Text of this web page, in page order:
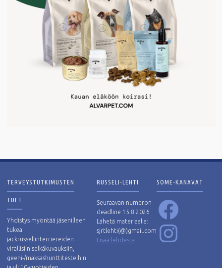
TERVEYSTUTKIMUSTEN
TUET
Yhdistys myöntää jäsenilleen
tukea
jackrussellinterriereiden
virallisiin selkäkuvauksiin,
geeni-/maksashunttitesteihin
RUSSELI-LEHTI
Seuraavan numeron
deadline 15.8.2026
Lähetä materiaalia:
sjrtlehti(@)gmail.com
Lisää lehdestä
SOME-KANAVAT
Facebook
Instagram